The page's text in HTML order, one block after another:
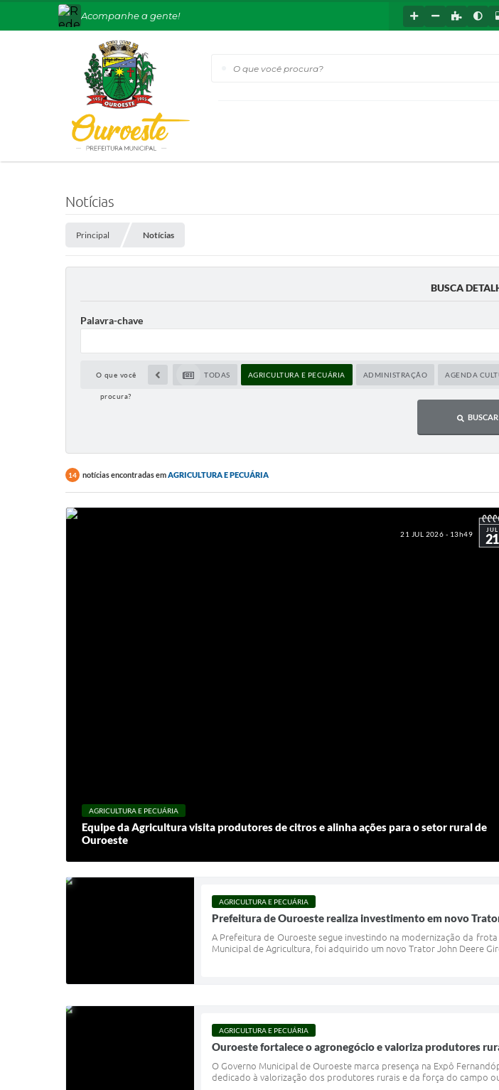
O que você procura?
Acompanhe a gente!
Notícias
Principal Notícias
BUSCA
Palavra-chave
O que você
procura?
TODAS AGRICULTURA E PECUÁRIA ADMINISTRAÇÃO AGENDA
BUSCAR
14 notícias encontradas emAGRICULTURA E PECUÁRIA
21 JUL 2026 - 13h49 JUL
21
AGRICULTURA E PECUÁRIA
Equipe da Agricultura visita produtores de citros e alinha ações para o setor rural de
Ouroeste
AGRICULTURA E PECUÁRIA
Prefeitura de Ouroeste realiza investimento em novo
A Prefeitura de Ouroeste segue investindo na modernização da
Municipal de Agricultura, foi adquirido um novo Trator John Deere
AGRICULTURA E PECUÁRIA
Ouroeste fortalece o agronegócio e valoriza produtores
O Governo Municipal de Ouroeste marca presença na Expô
dedicado à valorização dos produtores rurais e da força do campo